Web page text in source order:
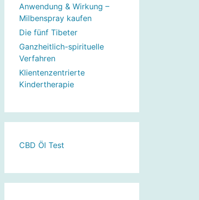
Anwendung & Wirkung –
Milbenspray kaufen
Die fünf Tibeter
Ganzheitlich-spirituelle
Verfahren
Klientenzentrierte
Kindertherapie
CBD Öl Test